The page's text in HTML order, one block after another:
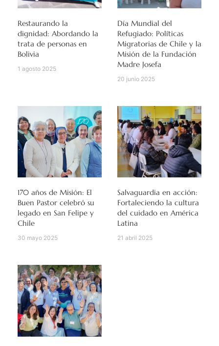
Restaurando la
dignidad: Abordando la
trata de personas en
Bolivia
1 agosto 2025
Día Mundial del
Refugiado: Políticas
Migratorias de Chile y la
Misión de la Fundación
Madre Josefa
20 junio 2025
170 años de Misión: El
Buen Pastor celebró su
legado en San Felipe y
Chile
30 mayo 2025
Salvaguardia en acción:
Fortaleciendo la cultura
del cuidado en América
Latina
21 abril 2025